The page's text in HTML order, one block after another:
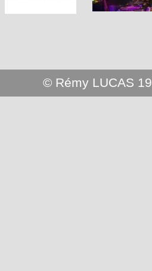
© Rémy LUCAS